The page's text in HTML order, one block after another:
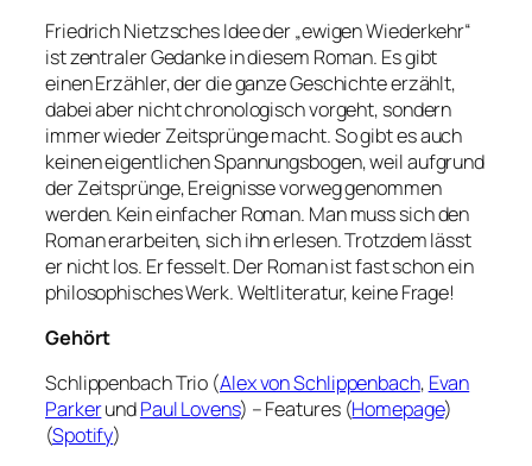
Friedrich Nietzsches Idee der „ewigen Wiederkehr“
ist zentraler Gedanke in diesem Roman. Es gibt
einen Erzähler, der die ganze Geschichte erzählt,
dabei aber nicht chronologisch vorgeht, sondern
immer wieder Zeitsprünge macht. So gibt es auch
keinen eigentlichen Spannungsbogen, weil aufgrund
der Zeitsprünge, Ereignisse vorweg genommen
werden. Kein einfacher Roman. Man muss sich den
Roman erarbeiten, sich ihn erlesen. Trotzdem lässt
er nicht los. Er fesselt. Der Roman ist fast schon ein
philosophisches Werk. Weltliteratur, keine Frage!
Gehört
Schlippenbach Trio (Alex von Schlippenbach, Evan
ParkerundPaul Lovens) – Features (Homepage)
(Spotify)